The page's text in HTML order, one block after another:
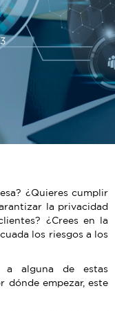
¿Quieres cumplir
la privacidad
¿Crees en la
los riesgos a los
a alguna de estas
dónde empezar, este